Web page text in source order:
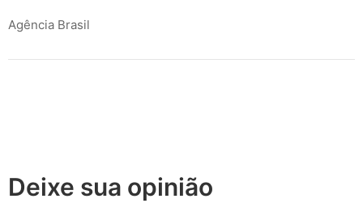
Agência Brasil
Deixe sua opinião